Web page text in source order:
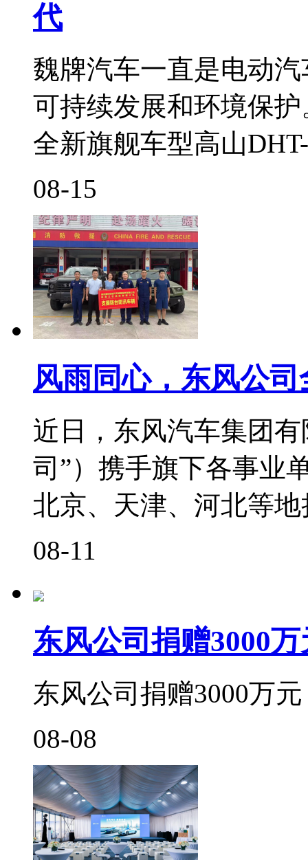
代
魏牌汽车一直是电动
可持续发展和环境保
全新旗舰车型高山
08-15
风雨同心，东风公
近日，东风汽车集团
司”）携手旗下各事业
北京、天津、河北等
08-11
东风公司捐赠3000
东风公司捐赠3000万
08-08